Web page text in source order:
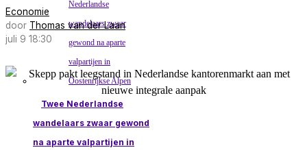
Twee Nederlandse
wandelaars zwaar gewond
na aparte valpartijen in
Economie
door Thomas van der Laan
juli 9 18:30